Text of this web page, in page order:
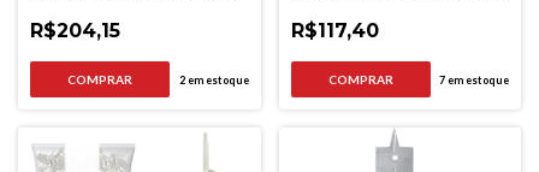
R$204,15
2em estoque
R$117,40
7em estoque